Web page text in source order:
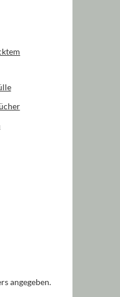
angegeben.